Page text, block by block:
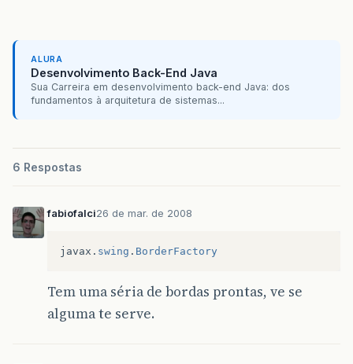
ALURA
Desenvolvimento Back-End Java
Sua Carreira em desenvolvimento back-end Java: dos
fundamentos à arquitetura de sistemas...
6 Respostas
fabiofalci26 de mar. de 2008
javax . swing . BorderFactory
Tem uma séria de bordas prontas, ve se
alguma te serve.